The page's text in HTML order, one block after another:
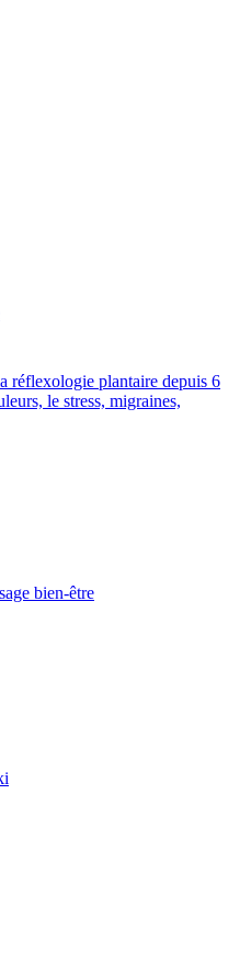
réflexologie plantaire depuis 6
le stress, migraines,
bien-être